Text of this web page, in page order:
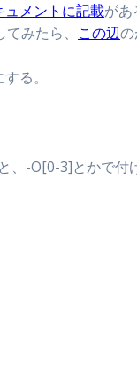
ュメントに記載があ
みたら、 この辺
る。
、-O[0-3]とかで